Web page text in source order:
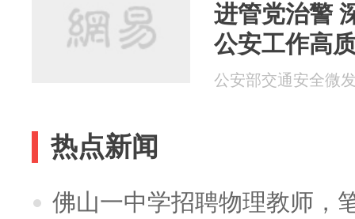
进管党治警
公安工作高
公安部交通安全微
热点新闻
佛山一中学招聘物理教师，